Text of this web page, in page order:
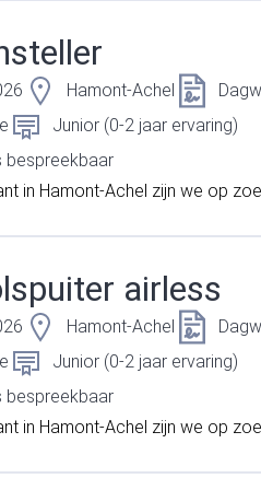
flexibel naar taken en uren
snel verder!
Hamont-Achel
Junior (0-2 jaar ervaring)
bespreekbaar
in Hamont-Achel zijn we op
technisch inzicht. Ben jij
een groeiend bedrijf? Dan zou dit
kunnen zijn die perfect bij jou
airless
Hamont-Achel
Junior (0-2 jaar ervaring)
bespreekbaar
in Hamont-Achel zijn we op
Ben jij iemand die graag